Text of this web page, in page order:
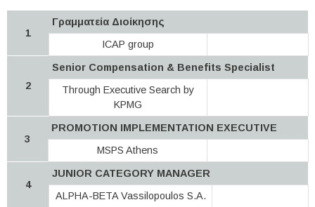
1
Γραμματεία Διοίκησης
ICAP group
2
Senior Compensation & Benefits Specialist
Through Executive Search by
KPMG
3
PROMOTION IMPLEMENTATION EXECUTIVE
MSPS Athens
4
JUNIOR CATEGORY MANAGER
ALPHA-BETA Vassilopoulos S.A.